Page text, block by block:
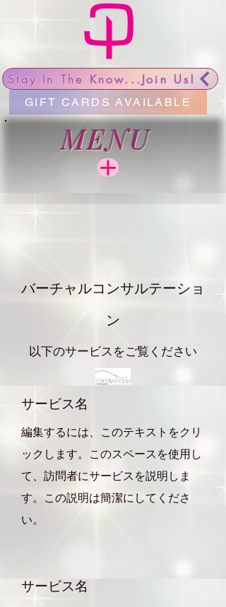
Stay In The Know...Join Us!
MENU
GIFT CARDS AVAILABLE
バーチャルコンサルテーショ
ン
以下のサービスをご覧ください
サービス名
編集するには、このテキストをクリ
ックします。このスペースを使用し
て、訪問者にサービスを説明しま
す。この説明は簡潔にしてくださ
い。
サービス名